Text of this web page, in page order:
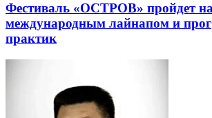
Фестиваль «ОСТРОВ» пройдет
международным лайнапом и
практик